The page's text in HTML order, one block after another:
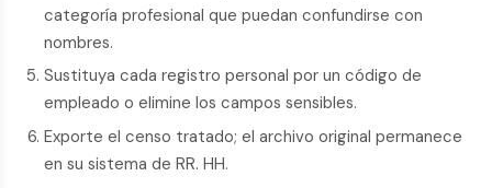
categoría profesional que puedan confundirse con
nombres.
Sustituya cada registro personal por un código de
empleado o elimine los campos sensibles.
Exporte el censo tratado; el archivo original permanece
en su sistema de RR. HH.